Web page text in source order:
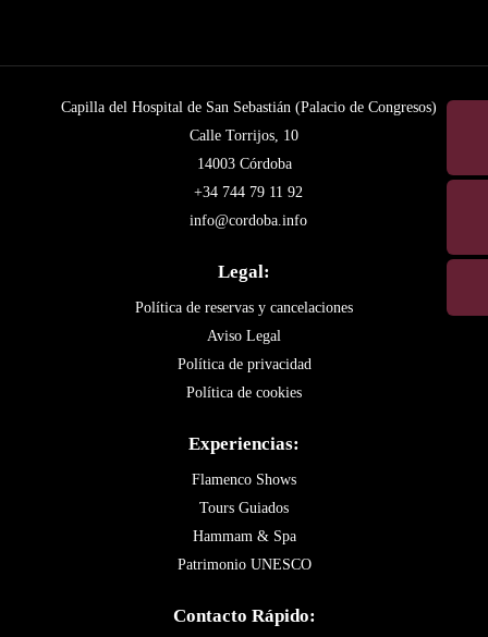
Capilla del Hospital de San Sebastián (Palacio de Congresos)
Calle Torrijos, 10
14003 Córdoba
+34 744 79 11 92
info@cordoba.info
Legal:
Política de reservas y cancelaciones
Aviso Legal
Política de privacidad
Política de cookies
Experiencias:
Flamenco Shows
Tours Guiados
Hammam & Spa
Patrimonio UNESCO
Contacto Rápido: